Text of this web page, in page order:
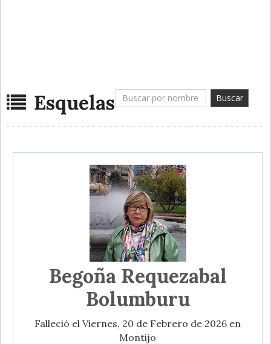
Esquelas Buscar
Begoña Requezabal
Bolumburu
Falleció el Viernes, 20 de Febrero de 2026 en
Montijo